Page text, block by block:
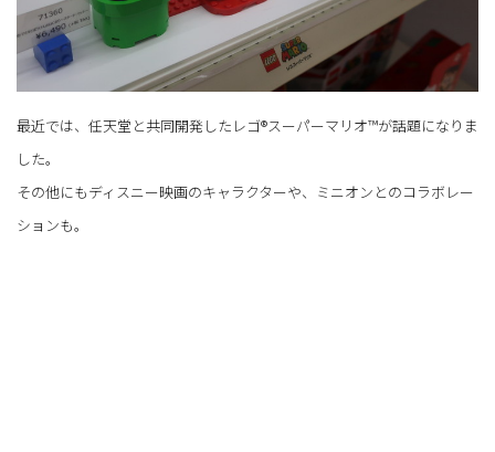
最近では、任天堂と共同開発したレゴ®スーパーマリオ™が話題になりま
した。
その他にもディスニー映画のキャラクターや、ミニオンとのコラボレー
ションも。